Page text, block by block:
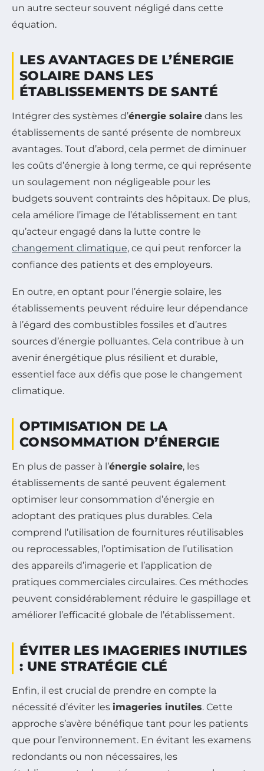
un autre secteur souvent négligé dans cette
équation.
LES AVANTAGES DE L’ÉNERGIE
SOLAIRE DANS LES
ÉTABLISSEMENTS DE SANTÉ
Intégrer des systèmes d’énergie solaire dans les
établissements de santé présente de nombreux
avantages. Tout d’abord, cela permet de diminuer
les coûts d’énergie à long terme, ce qui représente
un soulagement non négligeable pour les
budgets souvent contraints des hôpitaux. De plus,
cela améliore l’image de l’établissement en tant
qu’acteur engagé dans la lutte contre le
changement climatique, ce qui peut renforcer la
confiance des patients et des employeurs.
En outre, en optant pour l’énergie solaire, les
établissements peuvent réduire leur dépendance
à l’égard des combustibles fossiles et d’autres
sources d’énergie polluantes. Cela contribue à un
avenir énergétique plus résilient et durable,
essentiel face aux défis que pose le changement
climatique.
OPTIMISATION DE LA
CONSOMMATION D’ÉNERGIE
En plus de passer à l’énergie solaire, les
établissements de santé peuvent également
optimiser leur consommation d’énergie en
adoptant des pratiques plus durables. Cela
comprend l’utilisation de fournitures réutilisables
ou reprocessables, l’optimisation de l’utilisation
des appareils d’imagerie et l’application de
pratiques commerciales circulaires. Ces méthodes
peuvent considérablement réduire le gaspillage et
améliorer l’efficacité globale de l’établissement.
ÉVITER LES IMAGERIES INUTILES
: UNE STRATÉGIE CLÉ
Enfin, il est crucial de prendre en compte la
nécessité d’éviter les imageries inutiles. Cette
approche s’avère bénéfique tant pour les patients
que pour l’environnement. En évitant les examens
redondants ou non nécessaires, les